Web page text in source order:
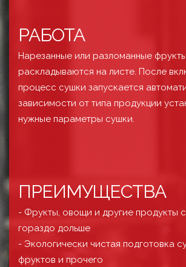
РАБОТА
Нарезанные или разломанные
раскладываются на листе. После
процесс сушки запускается
зависимости от типа продукции
нужные параметры сушки.
ПРЕИМУЩЕСТВА
- Фрукты, овощи и другие продукты
гораздо дольше
- Экологически чистая подготовка
фруктов и прочего